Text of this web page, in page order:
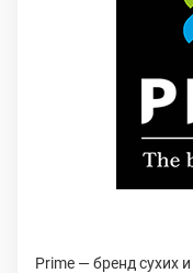
Prime — бренд сухих